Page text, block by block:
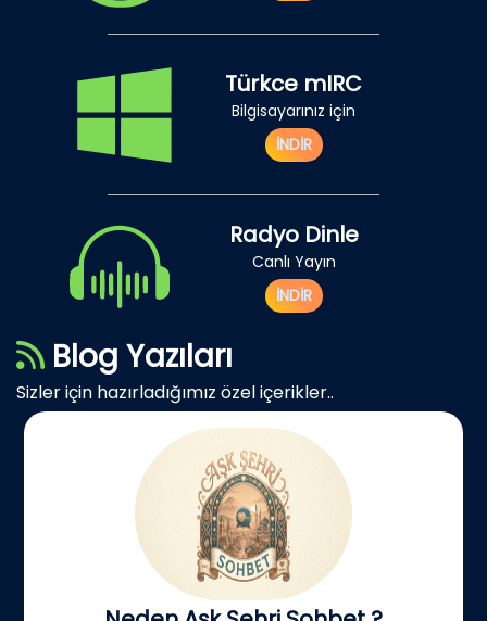
Türkce mIRC
Bilgisayarınız için
İNDİR
Radyo Dinle
Canlı Yayın
İNDİR
Blog Yazıları
Sizler için hazırladığımız özel içerikler..